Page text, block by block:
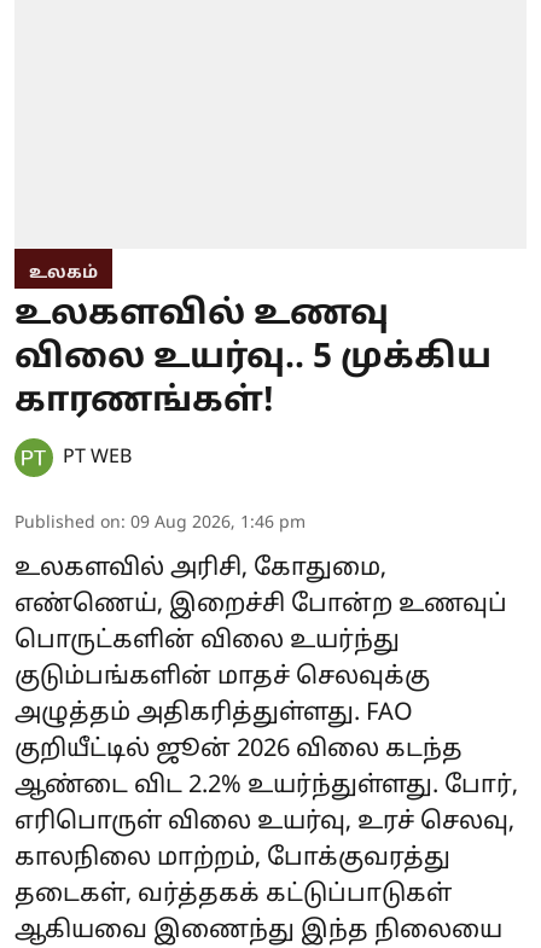
உலகம்
உலகளவில் உணவு
விலை உயர்வு.. 5 முக்கிய
காரணங்கள்!
PT WEB
Published on: 09 Aug 2026, 1:46 pm
உலகளவில் அரிசி, கோதுமை,
எண்ணெய், இறைச்சி போன்ற உணவுப்
பொருட்களின் விலை உயர்ந்து
குடும்பங்களின் மாதச் செலவுக்கு
அழுத்தம் அதிகரித்துள்ளது. FAO
குறியீட்டில் ஜூன் 2026 விலை கடந்த
ஆண்டை விட 2.2% உயர்ந்துள்ளது. போர்,
எரிபொருள் விலை உயர்வு, உரச் செலவு,
காலநிலை மாற்றம், போக்குவரத்து
தடைகள், வர்த்தகக் கட்டுப்பாடுகள்
ஆகியவை இணைந்து இந்த நிலையை